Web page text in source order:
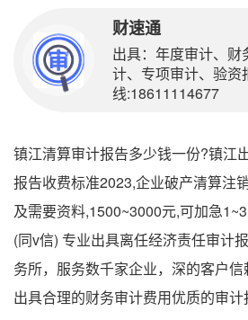
财速通
出具：年度审计、财
计、专项审计、验资
线:18611114677
镇江清算审计报告多少钱一份?镇江
报告收费标准2023,企业破产清算注
及需要资料,1500~3000元,可加急
(同v信) 专业出具离任经济责任审计
务所，服务数千家企业，深的客户
出具合理的财务审计费用优质的审计